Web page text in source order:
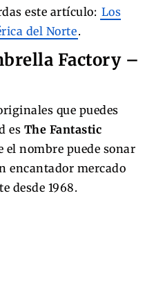
este artículo: Los
del Norte.
Factory –
que puedes
es The Fantastic
el nombre puede sonar
encantador mercado
desde 1968.